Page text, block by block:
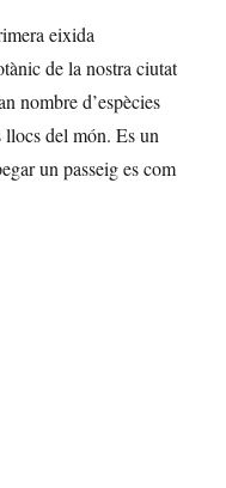
eixida
de la nostra ciutat
nombre d’espècies
llocs del món. Es un
un passeig es com